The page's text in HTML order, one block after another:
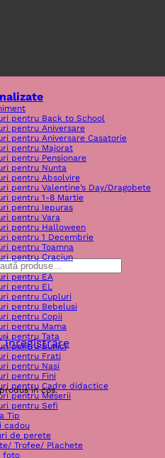
în coș.
pentru Back to School
pentru Aniversare
pentru Aniversare Casatorie
pentru Majorat
pentru Pensionare
pentru Nunta
pentru Absolvire
pentru Valentine’s Day/Dragobete
pentru 1-8 Martie
pentru Iepuras
pentru Vara
pentru Halloween
pentru 1 Decembrie
pentru Toamna
pentru Craciun
pentru EA
pentru EL
pentru Cupluri
pentru Bebelusi
pentru Copii
pentru Mama
pentru Tata
pentru Bunici
pentru Frati
pentru Nasi
pentru Fini
pentru Cadre didactice
pentru Meserii
pentru Sefi
Tip
cadou
de perete
Trofee/ Plachete
foto